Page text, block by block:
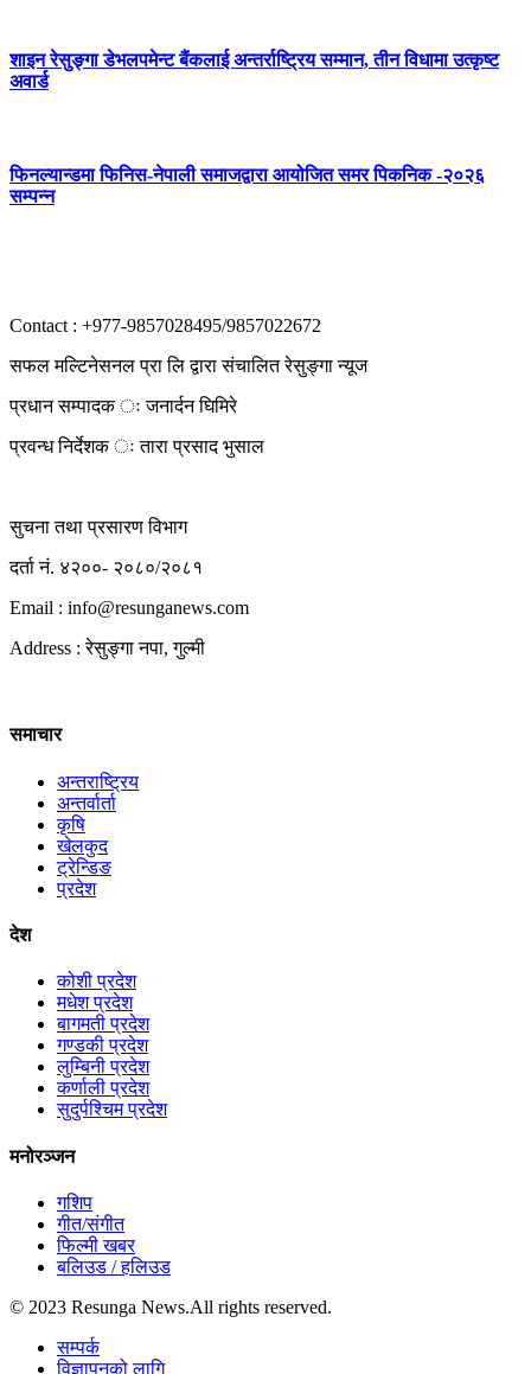
शाइन रेसुङ्गा डेभलपमेन्ट बैंकलाई अन्तर्राष्ट्रिय सम्मान, तीन विधामा उत्कृष्ट
अवार्ड
फिनल्यान्डमा फिनिस-नेपाली समाजद्वारा आयोजित समर पिकनिक -२०२६
सम्पन्न
Contact : +977-9857028495/9857022672
सफल मल्टिनेसनल प्रा लि द्वारा संचालित रेसुङ्गा न्यूज
प्रधान सम्पादक ः जनार्दन घिमिरे
प्रवन्ध निर्देशक ः तारा प्रसाद भुसाल
सुचना तथा प्रसारण विभाग
दर्ता नं. ४२००- २०८०/२०८१
Email : info@resunganews.com
Address : रेसुङ्गा नपा, गुल्मी
समाचार
अन्तराष्ट्रिय
अन्तर्वार्ता
कृषि
खेलकुद
ट्रेन्डिङ
प्रदेश
देश
कोशी प्रदेश
मधेश प्रदेश
बागमती प्रदेश
गण्डकी प्रदेश
लुम्बिनी प्रदेश
कर्णाली प्रदेश
सुदुर्पश्चिम प्रदेश
मनोरञ्जन
गशिप
गीत/संगीत
फिल्मी खबर
बलिउड / हलिउड
© 2023 Resunga News.All rights reserved.
सम्पर्क
विज्ञापनको लागि